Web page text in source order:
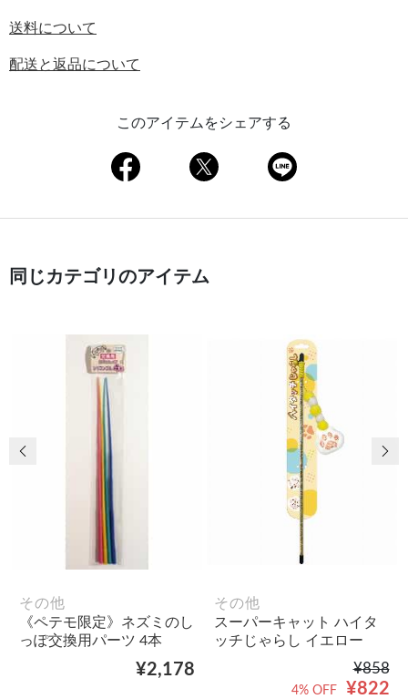
送料について
配送と返品について
このアイテムをシェアする
同じカテゴリのアイテム
その他
《ペテモ限定》ネズミのし
っぽ交換用パーツ 4本
¥2,178
その他
スーパーキャット ハイタ
ッチじゃらし イエロー
¥858
¥822
4% OFF
前の画像 次